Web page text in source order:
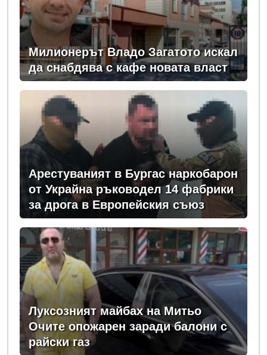
Милионерът Владо Загатото искал
да снабдява с кафе новата власт
Арестуваният в Бургас наркобарон
от Украйна ръководел 14 фабрики
за дрога в Европейския съюз
Луксозният майбах на Митьо
Очите опожарен заради балони с
райски газ